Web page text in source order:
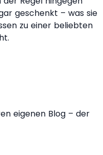
geschenkt – was sie
zu einer beliebten